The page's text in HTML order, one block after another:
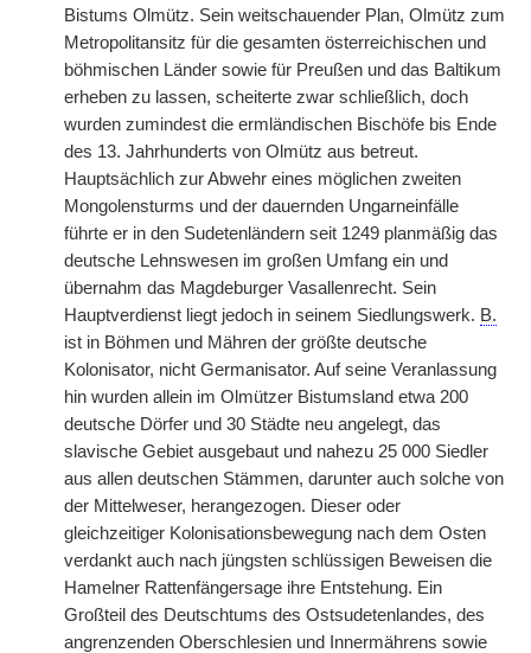
Bistums Olmütz. Sein weitschauender Plan, Olmütz zum
Metropolitansitz für die gesamten österreichischen und
böhmischen Länder sowie für Preußen und das Baltikum
erheben zu lassen, scheiterte zwar schließlich, doch
wurden zumindest die ermländischen Bischöfe bis Ende
des 13. Jahrhunderts von Olmütz aus betreut.
Hauptsächlich zur Abwehr eines möglichen zweiten
Mongolensturms und der dauernden Ungarneinfälle
führte er in den Sudetenländern seit 1249 planmäßig das
deutsche Lehnswesen im großen Umfang ein und
übernahm das Magdeburger Vasallenrecht. Sein
Hauptverdienst liegt jedoch in seinem Siedlungswerk. B.
ist in Böhmen und Mähren der größte deutsche
Kolonisator, nicht Germanisator. Auf seine Veranlassung
hin wurden allein im Olmützer Bistumsland etwa 200
deutsche Dörfer und 30 Städte neu angelegt, das
slavische Gebiet ausgebaut und nahezu 25 000 Siedler
aus allen deutschen Stämmen, darunter auch solche von
der Mittelweser, herangezogen. Dieser oder
gleichzeitiger Kolonisationsbewegung nach dem Osten
verdankt auch nach jüngsten schlüssigen Beweisen die
Hamelner Rattenfängersage ihre Entstehung. Ein
Großteil des Deutschtums des Ostsudetenlandes, des
angrenzenden Oberschlesien und Innermährens sowie